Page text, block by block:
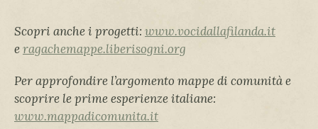
Scopri anche i progetti: www.vocidallafilanda.it
eragachemappe.liberisogni.org
Per approfondire l’argomento mappe di comunità e
scoprire le prime esperienze italiane:
www.mappadicomunita.it